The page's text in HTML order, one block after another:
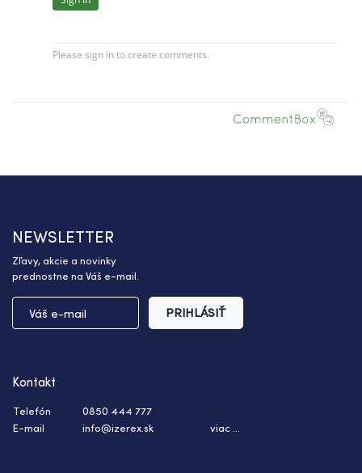
NEWSLETTER
Zľavy, akcie a novinky
prednostne na Váš e-mail.
PRIHLÁSIŤ
Kontakt
Telefón
0850 444 777
E-mail
info@izerex.sk viac ...